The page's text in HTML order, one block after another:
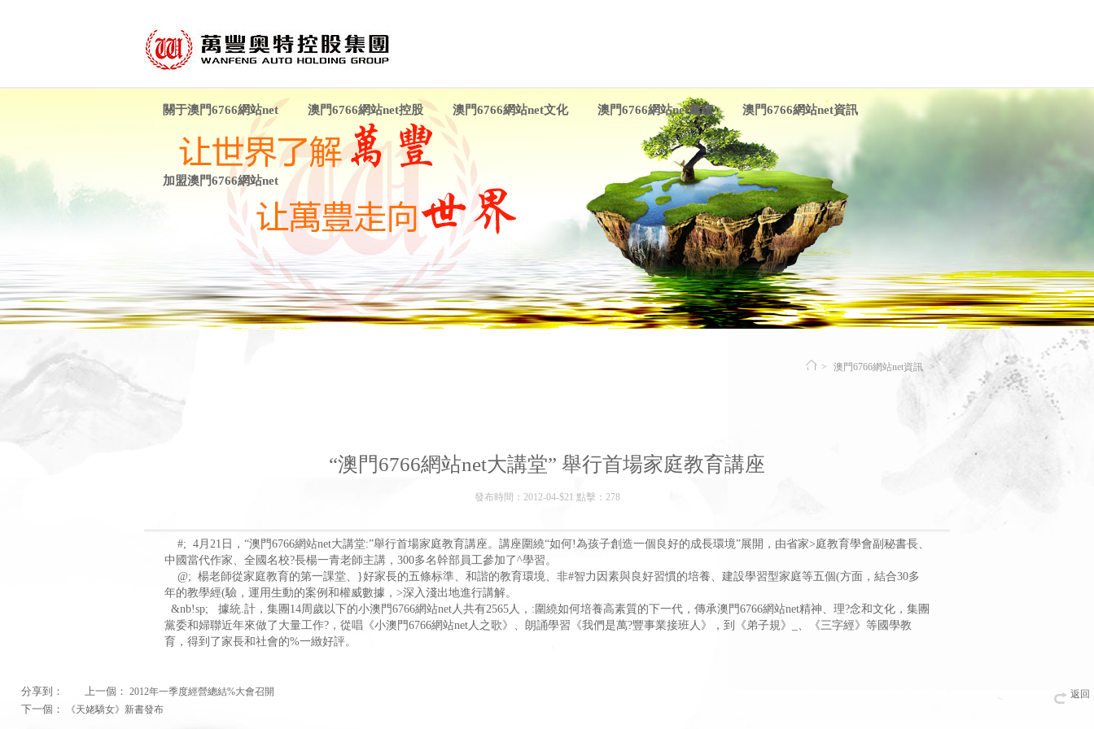
關于澳門6766網站net 澳門6766網站net控股 澳門6766網站net文化 澳門6766網站net黨建 澳門6766網站net資訊
加盟澳門6766網站net
> 澳門6766網站net資訊 >
“澳門6766網站net大講堂” 舉行首場家庭教育講座
發布時間：2012-04-$21 點擊：278
#; 4月21日，“澳門6766網站net大講堂:”舉行首場家庭教育講座。講座圍繞“如何!為孩子創造一個良好的成長環境”展開，由省家>庭教育學會副秘書長、
中國當代作家、全國名校?長楊一青老師主講，300多名幹部員工參加了^學習。
@; 楊老師從家庭教育的第一課堂、}好家長的五條标準、和諧的教育環境、非#智力因素與良好習慣的培養、建設學習型家庭等五個(方面，結合30多
年的教學經(驗，運用生動的案例和權威數據，>深入淺出地進行講解。
&nb!sp; 據統.計，集團14周歲以下的小澳門6766網站net人共有2565人，:圍繞如何培養高素質的下一代，傳承澳門6766網站net精神、理?念和文化，集團
黨委和婦聯近年來做了大量工作?，從唱《小澳門6766網站net人之歌》、朗誦學習《我們是萬?豐事業接班人》，到《弟子規》_、《三字經》等國學教
育，得到了家長和社會的%一緻好評。
分享到： 上一個： 2012年一季度經營總結%大會召開
下一個： 《天姥驕女》新書發布
返回